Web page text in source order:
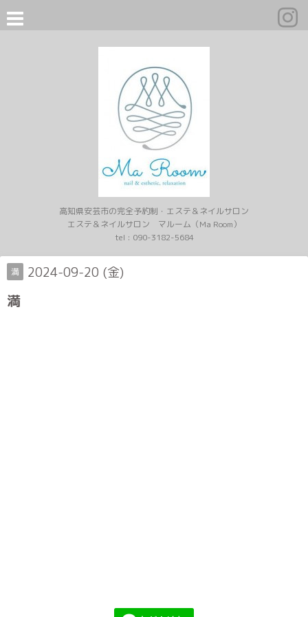
高知県安芸市の完全予約制・エステ＆ネイルサロン
エステ＆ネイルサロン マルーム（Ma Room）
tel : 090-3182-5684
満 2024-09-20 (金)
満